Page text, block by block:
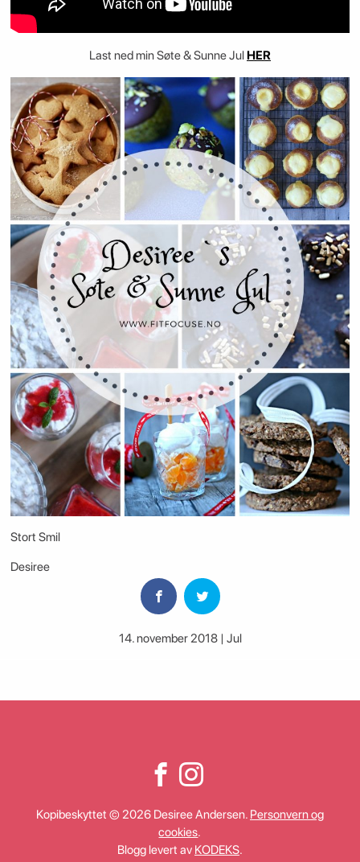
Last ned min Søte & Sunne Jul HER
Stort Smil
Desiree
14. november 2018 | Jul
Kopibeskyttet © 2026 Desiree Andersen. Personvern og
cookies.
Blogg levert av KODEKS.